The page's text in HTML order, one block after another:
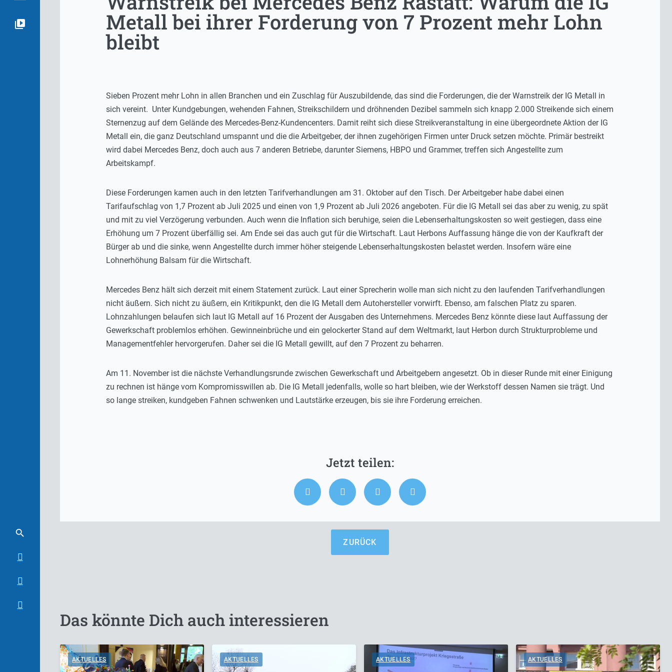
Metall bei ihrer Forderung von 7 Prozent mehr Lohn
bleibt
Sieben Prozent mehr Lohn in allen Branchen und ein Zuschlag für Auszubildende, das sind die Forderungen, die der Warnstreik der IG Metall in
sich vereint. Unter Kundgebungen, wehenden Fahnen, Streikschildern und dröhnenden Dezibel sammeln sich knapp 2.000 Streikende sich einem
Sternenzug auf dem Gelände des Mercedes-Benz-Kundencenters. Damit reiht sich diese Streikveranstaltung in eine übergeordnete Aktion der IG
Metall ein, die ganz Deutschland umspannt und die die Arbeitgeber, der ihnen zugehörigen Firmen unter Druck setzen möchte. Primär bestreikt
wird dabei Mercedes Benz, doch auch aus 7 anderen Betriebe, darunter Siemens, HBPO und Grammer, treffen sich Angestellte zum
Arbeitskampf.
Diese Forderungen kamen auch in den letzten Tarifverhandlungen am 31. Oktober auf den Tisch. Der Arbeitgeber habe dabei einen
Tarifaufschlag von 1,7 Prozent ab Juli 2025 und einen von 1,9 Prozent ab Juli 2026 angeboten. Für die IG Metall sei das aber zu wenig, zu spät
und mit zu viel Verzögerung verbunden. Auch wenn die Inflation sich beruhige, seien die Lebenserhaltungskosten so weit gestiegen, dass eine
Erhöhung um 7 Prozent überfällig sei. Am Ende sei das auch gut für die Wirtschaft. Laut Herbons Auffassung hänge die von der Kaufkraft der
Bürger ab und die sinke, wenn Angestellte durch immer höher steigende Lebenserhaltungskosten belastet werden. Insofern wäre eine
Lohnerhöhung Balsam für die Wirtschaft.
Mercedes Benz hält sich derzeit mit einem Statement zurück. Laut einer Sprecherin wolle man sich nicht zu den laufenden Tarifverhandlungen
nicht äußern. Sich nicht zu äußern, ein Kritikpunkt, den die IG Metall dem Autohersteller vorwirft. Ebenso, am falschen Platz zu sparen.
Lohnzahlungen belaufen sich laut IG Metall auf 16 Prozent der Ausgaben des Unternehmens. Mercedes Benz könnte diese laut Auffassung der
Gewerkschaft problemlos erhöhen. Gewinneinbrüche und ein gelockerter Stand auf dem Weltmarkt, laut Herbon durch Strukturprobleme und
Managementfehler hervorgerufen. Daher sei die IG Metall gewillt, auf den 7 Prozent zu beharren.
Am 11. November ist die nächste Verhandlungsrunde zwischen Gewerkschaft und Arbeitgebern angesetzt. Ob in dieser Runde mit einer Einigung
zu rechnen ist hänge vom Kompromisswillen ab. Die IG Metall jedenfalls, wolle so hart bleiben, wie der Werkstoff dessen Namen sie trägt. Und
so lange streiken, kundgeben Fahnen schwenken und Lautstärke erzeugen, bis sie ihre Forderung erreichen.
ZURÜCK
Das könnte Dich auch interessieren
AKTUELLES AKTUELLES AKTUELLES AKTUELLES